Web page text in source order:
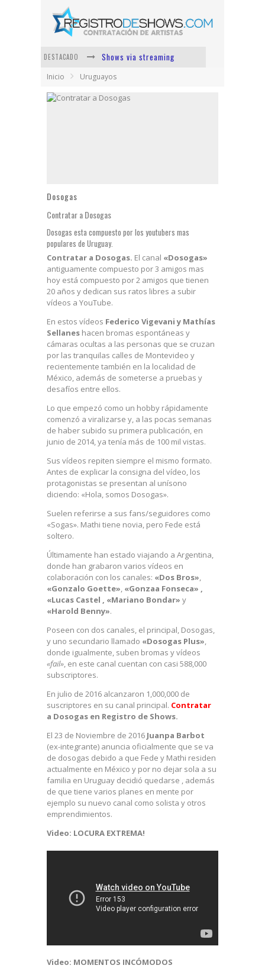
DESTACADO
Shows via streaming
Lit Killah
Nicki Nicole
Inicio Uruguayos
Dosogas
Contratar a Dosogas
Dosogas esta compuesto por los youtubers mas
populares de Uruguay.
Contratar a Dosogas. El canal «Dosogas»
antiguamente compuesto por 3 amigos mas
hoy está compuesto por 2 amigos que tienen
20 años y dedican sus ratos libres a subir
vídeos a YouTube.
En estos vídeos Federico Vigevani y Mathías
Sellanes hacen bromas espontáneas y
cámaras ocultas a las personas que se cruzan
por las tranquilas calles de Montevideo y
recientemente también en la localidad de
México, además de someterse a pruebas y
desafíos entre ellos.
Lo que empezó como un hobby rápidamente
comenzó a viralizarse y, a las pocas semanas
de haber subido su primera publicación, en
junio de 2014, ya tenía más de 100 mil vistas.
Sus vídeos repiten siempre el mismo formato.
Antes de explicar la consigna del vídeo, los
protagonistas se presentan al unísono
diciendo: «Hola, somos Dosogas».
Suelen referirse a sus fans/seguidores como
«Sogas». Mathi tiene novia, pero Fede está
soltero.
Últimamente han estado viajando a Argentina,
donde han grabaron varios vídeos en
colaboración con los canales: «Dos Bros»
«Gonzalo Goette» «Gonzaa Fonseca» ,
«Lucas Castel , «Mariano Bondar» y
«Harold Benny».
Poseen con dos canales, el principal, Dosogas,
y uno secundario llamado «Dosogas Plus»
donde igualmente, suben bromas y vídeos
«fail» , en este canal cuentan con casi 588,000
subscriptores.
En julio de 2016 alcanzaron 1,000,000 de
suscriptores en su canal principal. Contratar
a Dosogas en Registro de Shows.
El 23 de Noviembre de 2016 Juanpa Barbot
(ex-integrante) anuncia oficialmente que se va
de dosogas debido a que Fede y Mathi residen
actualmente en México y por no dejar sola a su
familia en Uruguay decidió quedarse , además
de que tiene varios planes en mente por
ejemplo su nuevo canal como solista y otros
emprendimientos.
Video: LOCURA EXTREMA!
Video: MOMENTOS INCÓMODOS